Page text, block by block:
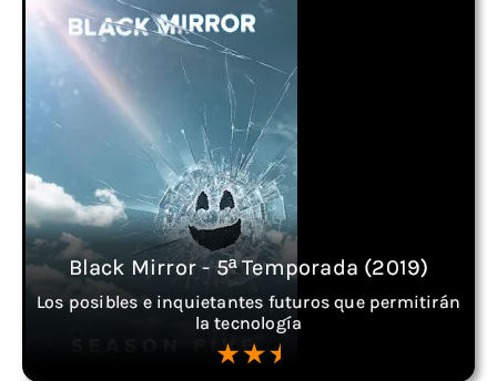
Black Mirror - 5ª Temporada (2019)
Los posibles e inquietantes futuros que permitirán
la tecnología